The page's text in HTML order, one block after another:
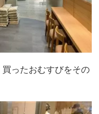
ったおむすびをその